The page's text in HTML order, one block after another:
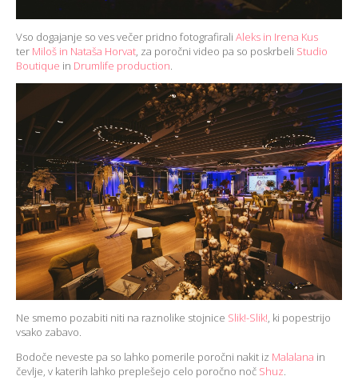
Vso dogajanje so ves večer pridno fotografirali Aleks in Irena Kus
ter Miloš in Nataša Horvat , za poročni video pa so poskrbeli Studio
Boutique in Drumlife production
Ne smemo pozabiti niti na raznolike stojnice Slik!-Slik!, ki popestrijo
vsako zabavo.
Bodoče neveste pa so lahko pomerile poročni nakit iz Malalana in
čevlje, v katerih lahko preplešejo celo poročno noč Shuz.